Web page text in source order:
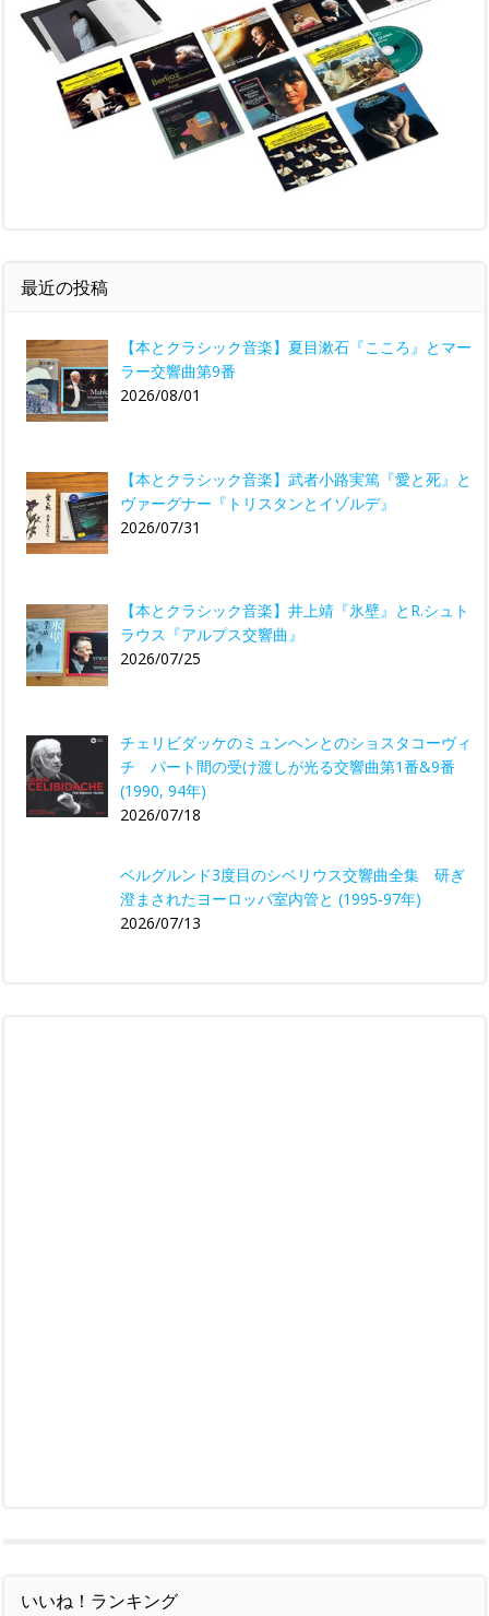
最近の投稿
【本とクラシック音楽】夏目漱石『こころ』とマー
ラー交響曲第9番
2026/08/01
【本とクラシック音楽】武者小路実篤『愛と死』と
ヴァーグナー『トリスタンとイゾルデ』
2026/07/31
【本とクラシック音楽】井上靖『氷壁』とR.シュト
ラウス『アルプス交響曲』
2026/07/25
チェリビダッケのミュンヘンとのショスタコーヴィ
チ パート間の受け渡しが光る交響曲第1番&9番
(1990, 94年)
2026/07/18
ベルグルンド3度目のシベリウス交響曲全集 研ぎ
澄まされたヨーロッパ室内管と (1995-97年)
2026/07/13
いいね！ランキング